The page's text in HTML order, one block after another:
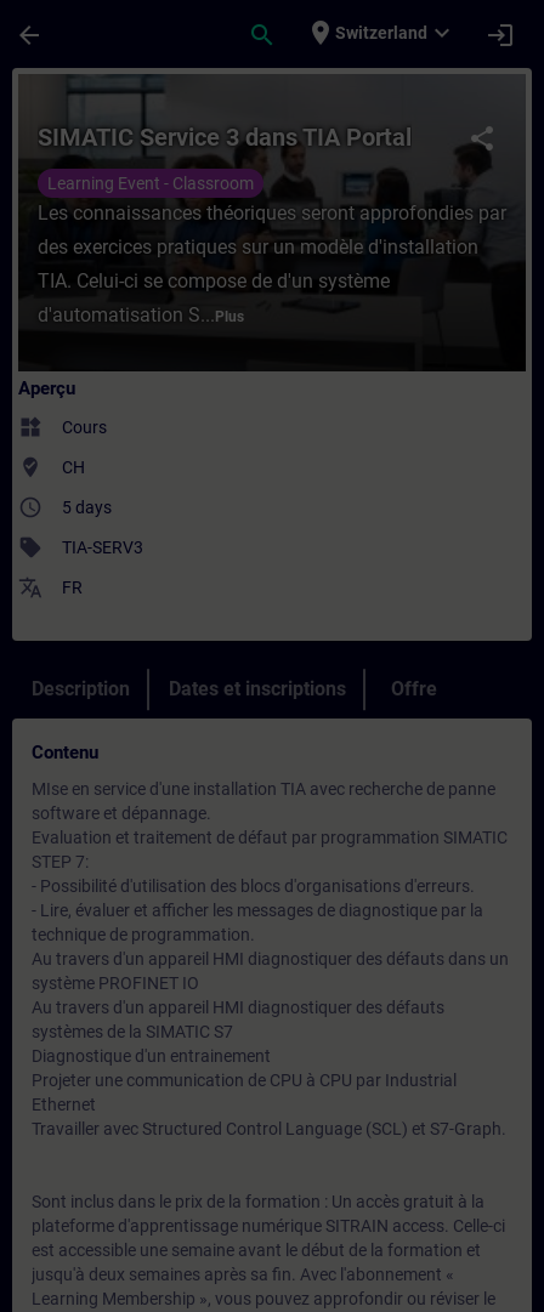
arrow_back search place Switzerland expand_more login
Cours - SIMATIC Service 3 dans TIA
share
SIMATIC Service 3 dans TIA Portal
Learning Event - Classroom
Les connaissances théoriques seront approfondies par
des exercices pratiques sur un modèle d'installation
TIA. Celui-ci se compose de d'un système
d'automatisation S... Plus
Aperçu
widgets Cours
where_to_vote CH
access_time 5 days
sell TIA-SERV3
translate FR
Description Dates et inscriptions Offre
Contenu
MIse en service d'une installation TIA avec recherche de panne
software et dépannage.
Evaluation et traitement de défaut par programmation SIMATIC
STEP 7:
- Possibilité d'utilisation des blocs d'organisations d'erreurs.
- Lire, évaluer et afficher les messages de diagnostique par la
technique de programmation.
Au travers d'un appareil HMI diagnostiquer des défauts dans un
système PROFINET IO
Au travers d'un appareil HMI diagnostiquer des défauts
systèmes de la SIMATIC S7
Diagnostique d'un entrainement
Projeter une communication de CPU à CPU par Industrial
Ethernet
Travailler avec Structured Control Language (SCL) et S7-Graph.
Sont inclus dans le prix de la formation : Un accès gratuit à la
plateforme d'apprentissage numérique SITRAIN access . Celle-ci
est accessible une semaine avant le début de la formation et
jusqu'à deux semaines après sa fin. Avec l'abonnement «
Learning Membership », vous pouvez approfondir ou réviser le